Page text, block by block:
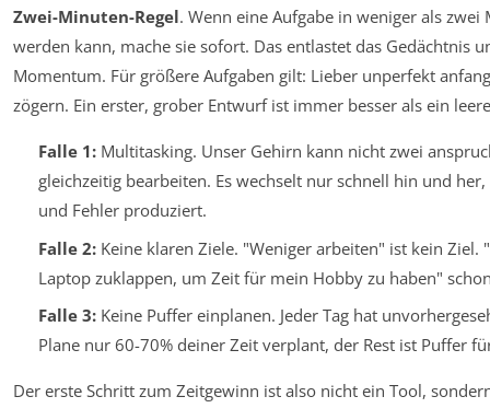
Zwei-Minuten-Regel. Wenn eine Aufgabe in weniger als
werden kann, mache sie sofort. Das entlastet das Gedächtnis
Momentum. Für größere Aufgaben gilt: Lieber unperfekt
zögern. Ein erster, grober Entwurf ist immer besser als ein
Falle 1:Multitasking. Unser Gehirn kann nicht zwei
gleichzeitig bearbeiten. Es wechselt nur schnell hin und
und Fehler produziert.
Falle 2:Keine klaren Ziele. "Weniger arbeiten" ist kein Ziel.
Laptop zuklappen, um Zeit für mein Hobby zu haben"
Falle 3:Keine Puffer einplanen. Jeder Tag hat
Plane nur 60-70% deiner Zeit verplant, der Rest ist Puffer
Der erste Schritt zum Zeitgewinn ist also nicht ein Tool,